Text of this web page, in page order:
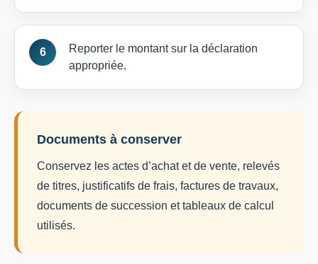
Reporter le montant sur la déclaration
appropriée.
Documents à conserver
Conservez les actes d’achat et de vente, relevés
de titres, justificatifs de frais, factures de travaux,
documents de succession et tableaux de calcul
utilisés.